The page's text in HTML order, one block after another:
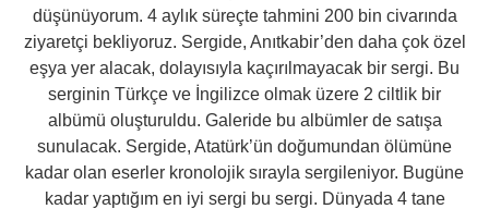
düşünüyorum. 4 aylık süreçte tahmini 200 bin civarında
ziyaretçi bekliyoruz. Sergide, Anıtkabir’den daha çok özel
eşya yer alacak, dolayısıyla kaçırılmayacak bir sergi. Bu
serginin Türkçe ve İngilizce olmak üzere 2 ciltlik bir
albümü oluşturuldu. Galeride bu albümler de satışa
sunulacak. Sergide, Atatürk’ün doğumundan ölümüne
kadar olan eserler kronolojik sırayla sergileniyor. Bugüne
kadar yaptığım en iyi sergi bu sergi. Dünyada 4 tane